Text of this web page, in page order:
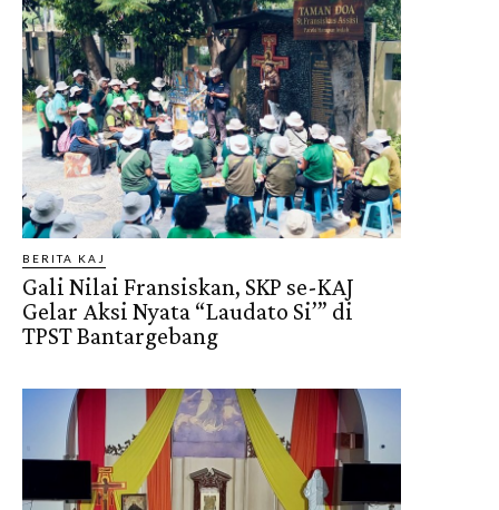
BERITA KAJ
Gali Nilai Fransiskan, SKP se-KAJ
Gelar Aksi Nyata “Laudato Si’” di
TPST Bantargebang